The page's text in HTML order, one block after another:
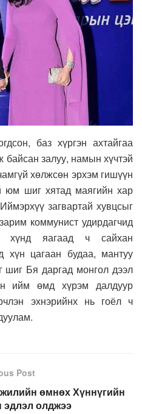
баз хүргэн ахтайгаа
байсан залуу, намын хүчтэй
хөлжсөн эрхэм гишүүн
юм шиг хятад маягийн хар
загвартай хувцсыг
коммунист удирдагчид
хүнд яагаад ч сайхан
хүн цагаан будаа, мантуу
шиг Бя даргад монгол дээл
ийм өмд хүрэм далдуур
эхнэрийнх нь гоёл ч
Post
өмнөх Хүннүгийн
эдлэл олджээ